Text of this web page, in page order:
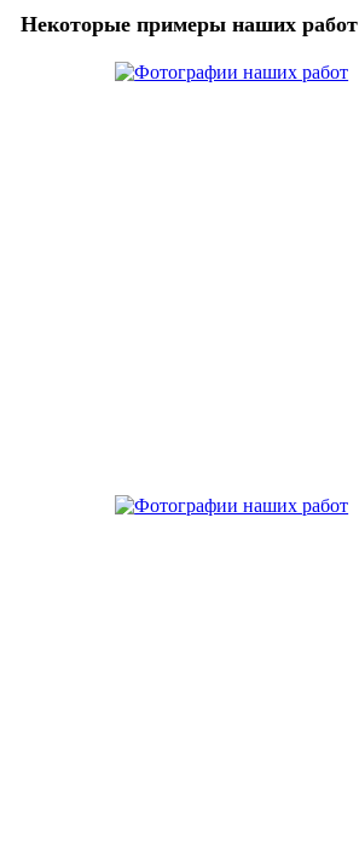
Некоторые примеры наших работ